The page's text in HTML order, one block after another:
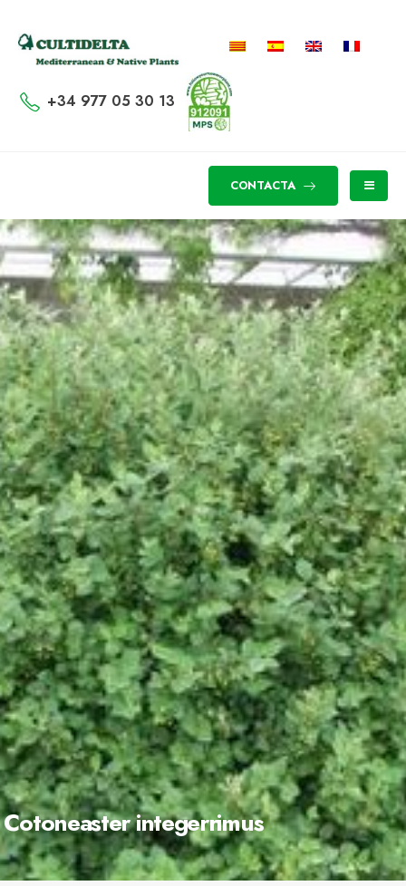
+34 977 05 30 13
CONTACTA
Cotoneaster integerrimus